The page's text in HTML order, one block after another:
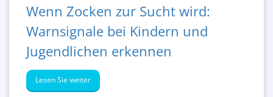
Wenn Zocken zur Sucht wird:
Warnsignale bei Kindern und
Jugendlichen erkennen
Lesen Sie weiter